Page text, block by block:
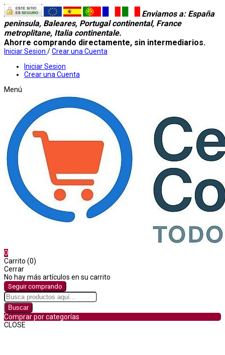
Enviamos a: España
peninsula, Baleares, Portugal continental, France
metroplitane, Italia continentale.
Ahorre comprando directamente, sin intermediarios.
Iniciar Sesion /Crear una Cuenta
Iniciar Sesion
Crear una Cuenta
Menú
0
Carrito (0)
Cerrar
No hay más artículos en su carrito
Seguir comprando
Buscar
Comprar por categorías
CLOSE